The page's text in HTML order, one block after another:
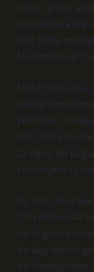
çoğu zaman
konularda
Sıfır Dizisi ve
Matematiksel
Matematiksel
diferansiyel
yer tutar.
sıfır dizisinin
tartışılır. Bu
konverjans
Bir dizi, sıfıra
tüm
denk gelir. Bu
de sayı teorisi
bir fonksiyonun